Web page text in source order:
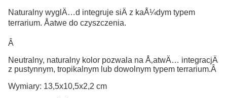
Naturalny wyglÄ…d integruje siÄ z kaÅ¼dym typem
terrarium. Åatwe do czyszczenia.
Â
Neutralny, naturalny kolor pozwala na Å‚atwÄ… integracjÄ
z pustynnym, tropikalnym lub dowolnym typem terrarium.Â
Wymiary: 13,5x10,5x2,2 cm